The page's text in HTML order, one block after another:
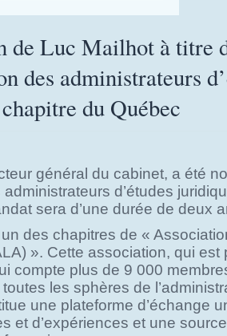
de Luc Mailhot à titre
des administrateurs
du Québec
général du cabinet, a été
administrateurs d’études
sera d’une durée de deux
des chapitres de «
». Cette association, qui est
compte plus de 9 000
les sphères de
une plateforme d’échange
et d’expériences et une